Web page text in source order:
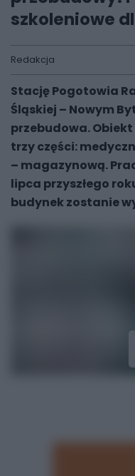
szkoleniowe
Redakcja
Stację Pogotowia
Śląskiej – Nowym
przebudowa.
trzy części:
– magazynową.
lipca przyszłego
budynek zostanie